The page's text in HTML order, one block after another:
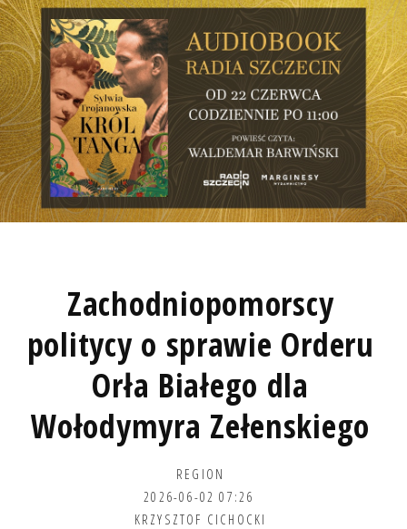
Zachodniopomorscy
politycy o sprawie Orderu
Orła Białego dla
Wołodymyra Zełenskiego
REGION
2026-06-02 07:26
KRZYSZTOF CICHOCKI